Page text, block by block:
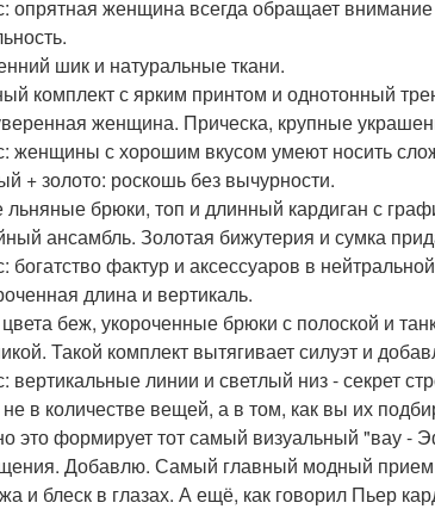
опрятная женщина всегда обращает
шик и натуральные ткани.
комплект с ярким принтом и однотонный
женщина. Прическа, крупные
женщины с хорошим вкусом умеют носить
+ золото: роскошь без вычурности.
брюки, топ и длинный кардиган с
ансамбль. Золотая бижутерия и сумка
богатство фактур и аксессуаров в
длина и вертикаль.
беж, укороченные брюки с полоской и
Такой комплект вытягивает силуэт и
вертикальные линии и светлый низ - секрет
в количестве вещей, а в том, как вы их
это формирует тот самый визуальный "вау -
Добавлю. Самый главный модный прием
и блеск в глазах. А ещё, как говорил Пьер